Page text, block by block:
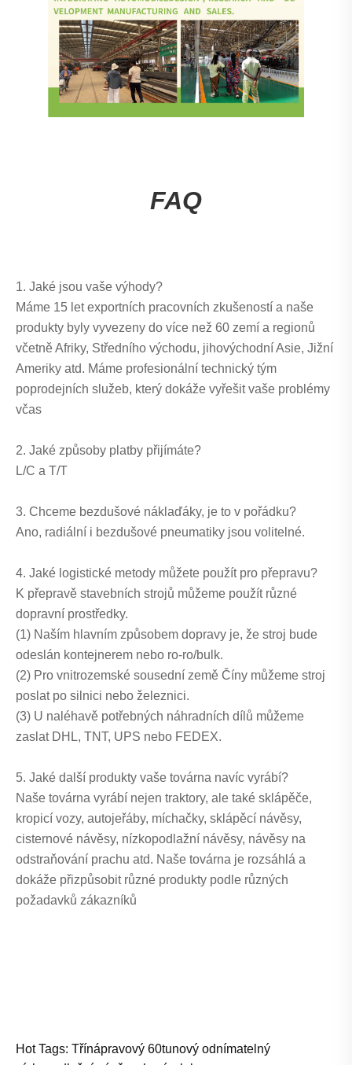
FAQ
1. Jaké jsou vaše výhody?
Máme 15 let exportních pracovních zkušeností a naše
produkty byly vyvezeny do více než 60 zemí a regionů
včetně Afriky, Středního východu, jihovýchodní Asie, Jižní
Ameriky atd. Máme profesionální technický tým
poprodejních služeb, který dokáže vyřešit vaše problémy
včas
2. Jaké způsoby platby přijímáte?
L/C a T/T
3. Chceme bezdušové náklaďáky, je to v pořádku?
Ano, radiální i bezdušové pneumatiky jsou volitelné.
4. Jaké logistické metody můžete použít pro přepravu?
K přepravě stavebních strojů můžeme použít různé
dopravní prostředky.
(1) Naším hlavním způsobem dopravy je, že stroj bude
odeslán kontejnerem nebo ro-ro/bulk.
(2) Pro vnitrozemské sousední země Číny můžeme stroj
poslat po silnici nebo železnici.
(3) U naléhavě potřebných náhradních dílů můžeme
zaslat DHL, TNT, UPS nebo FEDEX.
5. Jaké další produkty vaše továrna navíc vyrábí?
Naše továrna vyrábí nejen traktory, ale také sklápěče,
kropicí vozy, autojeřáby, míchačky, sklápěcí návěsy,
cisternové návěsy, nízkopodlažní návěsy, návěsy na
odstraňování prachu atd. Naše továrna je rozsáhlá a
dokáže přizpůsobit různé produkty podle různých
požadavků zákazníků
Hot Tags: Třínápravový 60tunový odnímatelný